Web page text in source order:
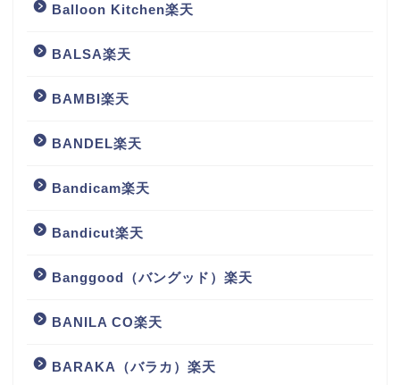
Balloon Kitchen楽天
BALSA楽天
BAMBI楽天
BANDEL楽天
Bandicam楽天
Bandicut楽天
Banggood（バングッド）楽天
BANILA CO楽天
BARAKA（バラカ）楽天